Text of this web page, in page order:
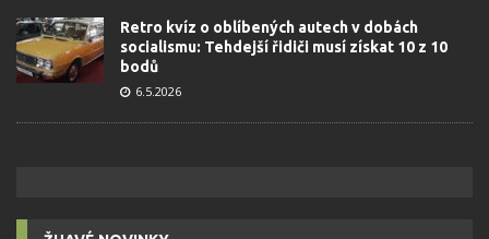
Retro kvíz o oblíbených autech v dobách
socialismu: Tehdejší řidiči musí získat 10 z 10
bodů
6.5.2026